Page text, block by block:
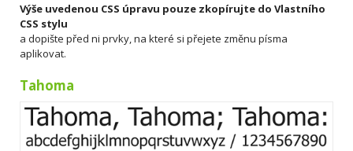
Výše uvedenou CSS úpravu pouze zkopírujte do Vlastního
CSS stylu
a dopište před ni prvky, na které si přejete změnu písma
aplikovat.
Tahoma